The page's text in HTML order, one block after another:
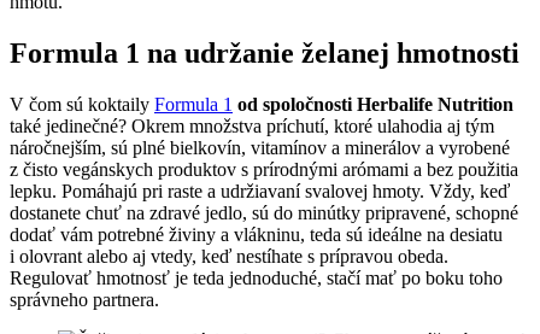
Formula 1 na udržanie želanej hmotnosti
V čom sú koktaily Formula 1 od spoločnosti Herbalife Nutrition
také jedinečné? Okrem množstva príchutí, ktoré ulahodia aj tým
náročnejším, sú plné bielkovín, vitamínov a minerálov a vyrobené
z čisto vegánskych produktov s prírodnými arómami a bez použitia
lepku. Pomáhajú pri raste a udržiavaní svalovej hmoty. Vždy, keď
dostanete chuť na zdravé jedlo, sú do minútky pripravené, schopné
dodať vám potrebné živiny a vlákninu, teda sú ideálne na desiatu
i olovrant alebo aj vtedy, keď nestíhate s prípravou obeda.
Regulovať hmotnosť je teda jednoduché, stačí mať po boku toho
správneho partnera.